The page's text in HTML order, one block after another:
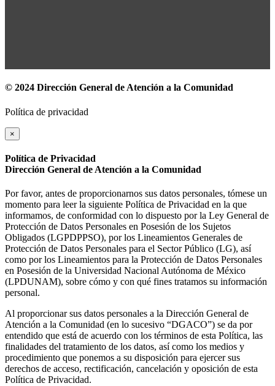
© 2024 Dirección General de Atención a la Comunidad
Política de privacidad
×
Política de Privacidad
Dirección General de Atención a la Comunidad
Por favor, antes de proporcionarnos sus datos personales, tómese un
momento para leer la siguiente Política de Privacidad en la que
informamos, de conformidad con lo dispuesto por la Ley General de
Protección de Datos Personales en Posesión de los Sujetos
Obligados (LGPDPPSO), por los Lineamientos Generales de
Protección de Datos Personales para el Sector Público (LG), así
como por los Lineamientos para la Protección de Datos Personales
en Posesión de la Universidad Nacional Autónoma de México
(LPDUNAM), sobre cómo y con qué fines tratamos su información
personal.
Al proporcionar sus datos personales a la Dirección General de
Atención a la Comunidad (en lo sucesivo “DGACO”) se da por
entendido que está de acuerdo con los términos de esta Política, las
finalidades del tratamiento de los datos, así como los medios y
procedimiento que ponemos a su disposición para ejercer sus
derechos de acceso, rectificación, cancelación y oposición de esta
Política de Privacidad.